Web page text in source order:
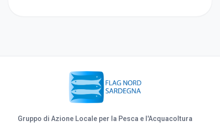
Gruppo di Azione Locale per la Pesca e l'Acquacoltura